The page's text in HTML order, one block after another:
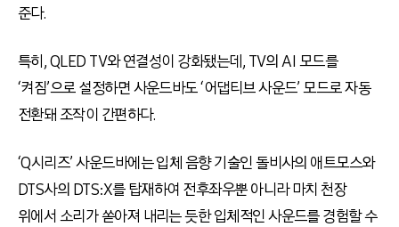
준다.
특히, QLED TV와 연결성이 강화됐는데, TV의 AI 모드를
‘켜짐’으로 설정하면 사운드바도 ‘어댑티브 사운드’ 모드로 자동
전환돼 조작이 간편하다.
‘Q시리즈’ 사운드바에는 입체 음향 기술인 돌비사의 애트모스와
DTS사의 DTS:X를 탑재하여 전후좌우뿐 아니라 마치 천장
위에서 소리가 쏟아져 내리는 듯한 입체적인 사운드를 경험할 수